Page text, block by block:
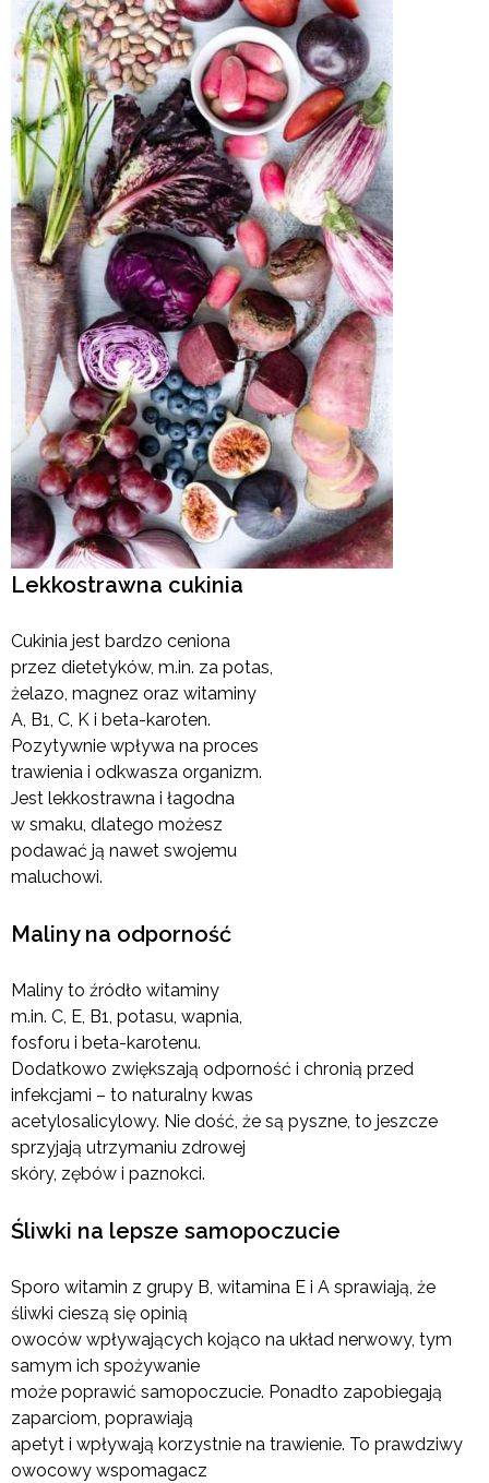
Lekkostrawna cukinia
Cukinia jest bardzo ceniona
przez dietetyków, m.in. za potas,
żelazo, magnez oraz witaminy
A, B1, C, K i beta-karoten.
Pozytywnie wpływa na proces
trawienia i odkwasza organizm.
Jest lekkostrawna i łagodna
w smaku, dlatego możesz
podawać ją nawet swojemu
maluchowi.
Maliny na odporność
Maliny to źródło witaminy
m.in. C, E, B1, potasu, wapnia,
fosforu i beta-karotenu.
Dodatkowo zwiększają odporność i chronią przed
infekcjami – to naturalny kwas
acetylosalicylowy. Nie dość, że są pyszne, to jeszcze
sprzyjają utrzymaniu zdrowej
skóry, zębów i paznokci.
Śliwki na lepsze samopoczucie
Sporo witamin z grupy B, witamina E i A sprawiają, że
śliwki cieszą się opinią
owoców wpływających kojąco na układ nerwowy, tym
samym ich spożywanie
może poprawić samopoczucie. Ponadto zapobiegają
zaparciom, poprawiają
apetyt i wpływają korzystnie na trawienie. To prawdziwy
owocowy wspomagacz